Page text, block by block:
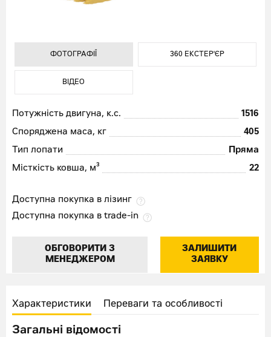
ФОТОГРАФІЇ 360 ЕКСТЕР'ЄР
ВІДЕО
ВІДЕО
ВІДЕО
Потужність двигуна, к.с.
1516
Споряджена маса, кг
405
Тип лопати
Пряма
Місткість ковша, м³
22
Доступна покупка в лізинг
Доступна покупка в trade-in
ОБГОВОРИТИ З
МЕНЕДЖЕРОМ
ЗАЛИШИТИ
ЗАЯВКУ
Характеристики Переваги та особливості
Загальні відомості